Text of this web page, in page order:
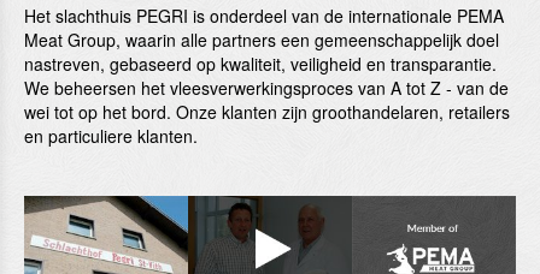
Het slachthuis PEGRI is onderdeel van de in­ternatio­nale PEMA
Meat Group, waarin alle partners een gemeenschappelijk doel
nastreven, gebaseerd op kwali­teit, vei­ligheid en transparantie.
We beheersen het vleesver­werkingsproces van A tot Z ‑ van de
wei tot op het bord. Onze klanten zijn groothan­delaren, retai­lers
en particuliere klanten.